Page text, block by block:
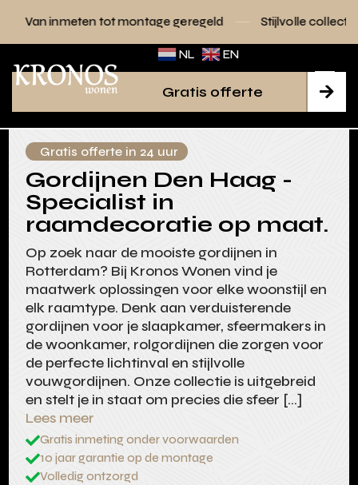
montage geregeld Stijlvolle collecties voor elk
NL EN

Gratis offerte
Gratis offerte in 24 uur
Gordijnen Den Haag -
Specialist in
raamdecoratie op maat.
Op zoek naar de mooiste gordijnen in
Rotterdam? Bij Kronos Wonen vind je
maatwerk oplossingen voor elke woonstijl en
elk raamtype. Denk aan verduisterende
gordijnen voor je slaapkamer, sfeermakers in
de woonkamer, rolgordijnen die zorgen voor
de perfecte lichtinval en stijlvolle
vouwgordijnen. Onze collectie is uitgebreid
en stelt je in staat om precies die sfeer […]
Lees meer
Gratis inmeting onder voorwaarden
10 jaar garantie op de montage
Volledig ontzorgd